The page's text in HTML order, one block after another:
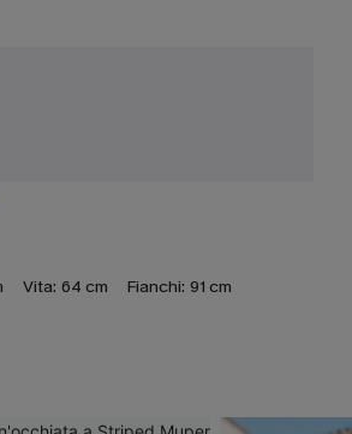
Vita: 64 cm Fianchi: 91 cm